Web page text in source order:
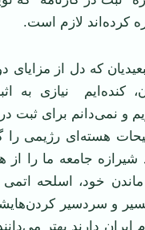
کرده‌اند لازم است.
که دل از
کنده‌ايم نيازی به
و نمی‌دانم برای ثبت
هسته‌ای رژيمی
شيرازه جامعه ما را
ماندن خود، اسلحه
و سردسير
ايران دارند بهتر